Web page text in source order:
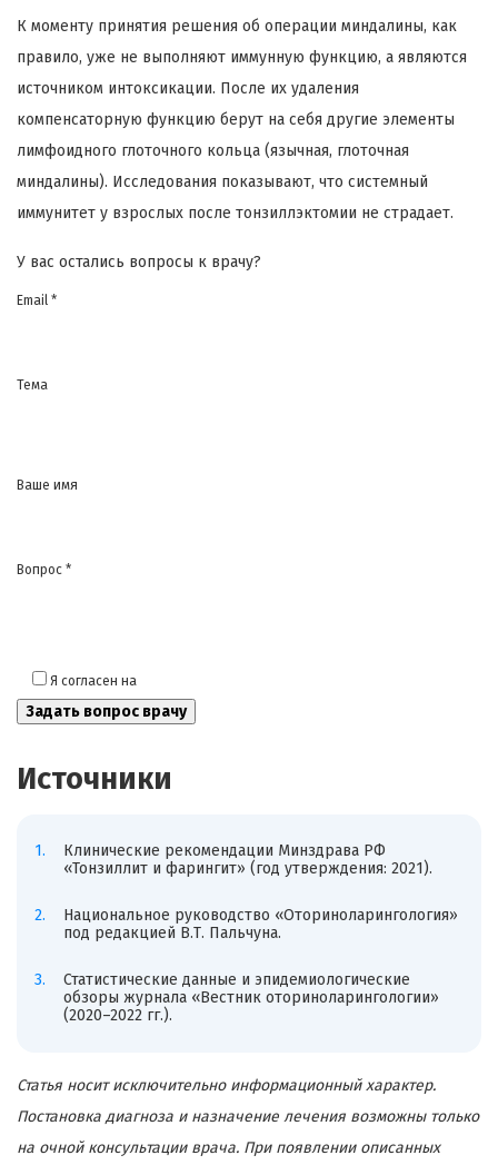
К моменту принятия решения об операции миндалины, как
правило, уже не выполняют иммунную функцию, а являются
источником интоксикации. После их удаления
компенсаторную функцию берут на себя другие элементы
лимфоидного глоточного кольца (язычная, глоточная
миндалины). Исследования показывают, что системный
иммунитет у взрослых после тонзиллэктомии не страдает.
У вас остались вопросы к врачу?
Email *
Тема
Ваше имя
Вопрос *
Я согласен на
Источники
Клинические рекомендации Минздрава РФ
«Тонзиллит и фарингит» (год утверждения: 2021).
Национальное руководство «Оториноларингология»
под редакцией В.Т. Пальчуна.
Статистические данные и эпидемиологические
обзоры журнала «Вестник оториноларингологии»
(2020–2022 гг.).
Статья носит исключительно информационный характер.
Постановка диагноза и назначение лечения возможны только
на очной консультации врача. При появлении описанных